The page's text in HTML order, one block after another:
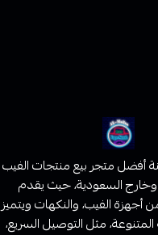
أفضل متجر بيع منتجات الفيب
وخارج السعودية، حيث يقدم
الفيب، والنكهات ويتميز
مثل التوصيل السريع،